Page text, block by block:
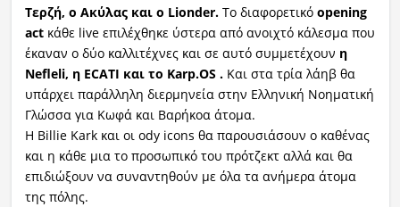
Τερζή, ο Ακύλας και ο Lionder.Το διαφορετικόopening
actκάθε live επιλέχθηκε ύστερα από ανοιχτό κάλεσμα που
έκαναν ο δύο καλλιτέχνες και σε αυτό συμμετέχουν η
Nefleli, η ECATI και το Karp.OS .Και στα τρία λάηβ θα
υπάρχει παράλληλη διερμηνεία στην Ελληνική Νοηματική
Γλώσσα για Κωφά και Βαρήκοα άτομα.
H Billie Kark και οι ody icons θα παρουσιάσουν ο καθένας
και η κάθε μια το προσωπικό του πρότζεκτ αλλά και θα
επιδιώξουν να συναντηθούν με όλα τα ανήμερα άτομα
της πόλης.